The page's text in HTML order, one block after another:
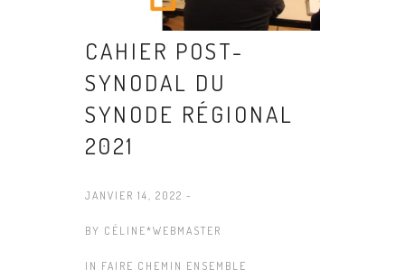
CAHIER POST-
SYNODAL DU
SYNODE RÉGIONAL
2021
JANVIER 14, 2022 -
BY CÉLINE*WEBMASTER
IN FAIRE CHEMIN ENSEMBLE